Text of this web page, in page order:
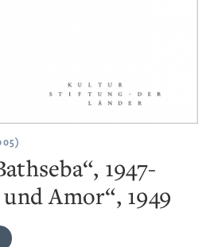
1947-
und Amor“, 1949